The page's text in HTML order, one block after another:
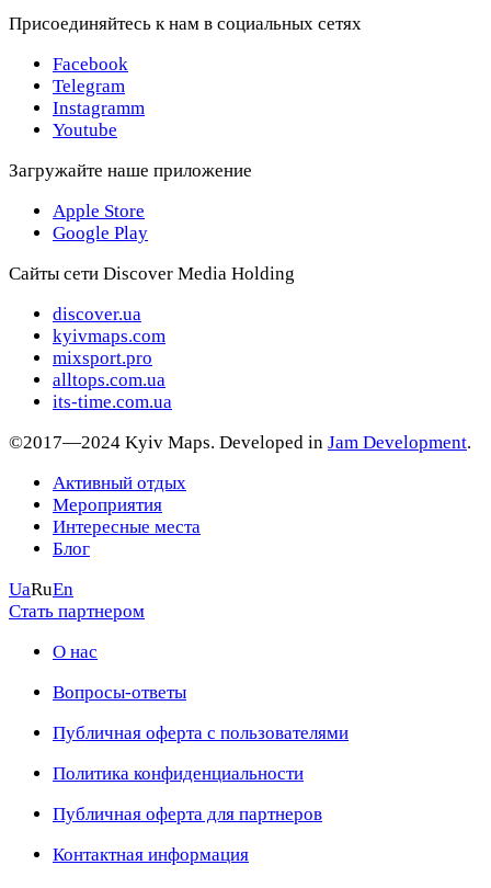
Присоединяйтесь к нам в социальных сетях
Facebook
Telegram
Instagramm
Youtube
Загружайте наше приложение
Apple Store
Google Play
Сайты сети Discover Media Holding
discover.ua
kyivmaps.com
mixsport.pro
alltops.com.ua
its-time.com.ua
©2017—2024 Kyiv Maps. Developed in Jam Development.
Активный отдых
Мероприятия
Интересные места
Блог
UaRuEn
Стать партнером
О нас
Вопросы-ответы
Публичная оферта с пользователями
Политика конфиденциальности
Публичная оферта для партнеров
Контактная информация